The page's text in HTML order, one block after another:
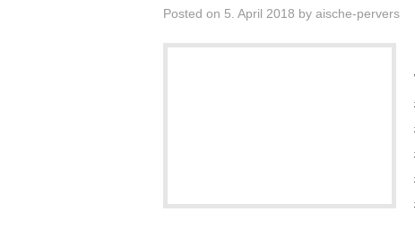
Posted on 5. April 2018 by aische-pervers